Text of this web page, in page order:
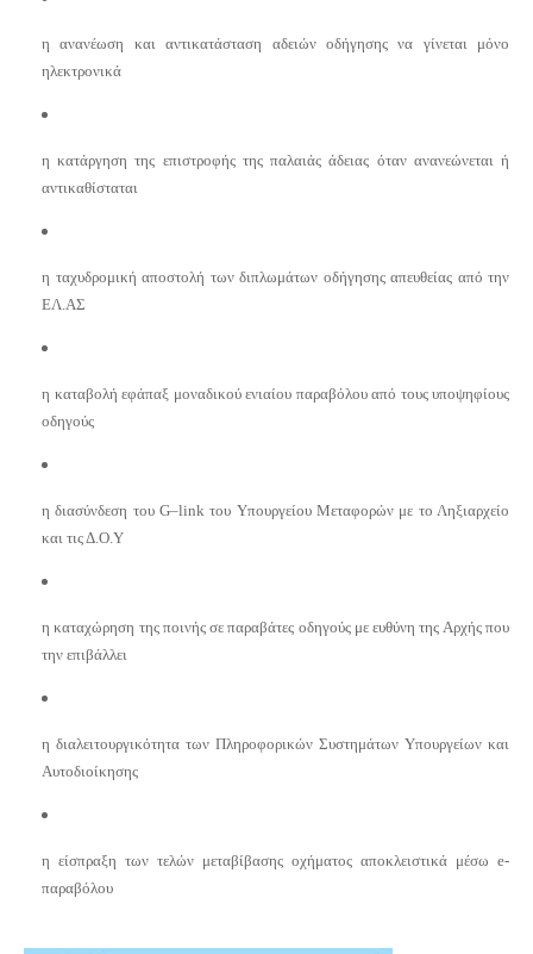
η ανανέωση και αντικατάσταση αδειών οδήγησης να γίνεται μόνο
ηλεκτρονικά
η κατάργηση της επιστροφής της παλαιάς άδειας όταν ανανεώνεται ή
αντικαθίσταται
η ταχυδρομική αποστολή των διπλωμάτων οδήγησης απευθείας από την
ΕΛ.ΑΣ
η καταβολή εφάπαξ μοναδικού ενιαίου παραβόλου από τους υποψηφίους
οδηγούς
η διασύνδεση τουG–link του Υπουργείου Μεταφορών με το Ληξιαρχείο
και τις Δ.Ο.Υ
η καταχώρηση της ποινής σε παραβάτες οδηγούς με ευθύνη της Αρχής που
την επιβάλλει
η διαλειτουργικότητα των Πληροφορικών Συστημάτων Υπουργείων και
Αυτοδιοίκησης
η είσπραξη των τελών μεταβίβασης οχήματος αποκλειστικά μέσω e-
παραβόλου